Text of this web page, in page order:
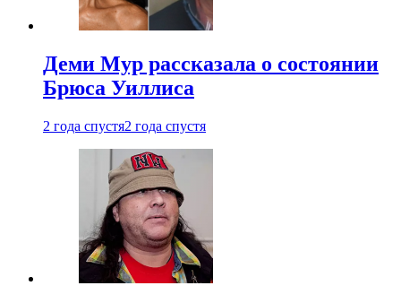
Деми Мур рассказала о состоянии
Брюса Уиллиса
2 года спустя2 года спустя